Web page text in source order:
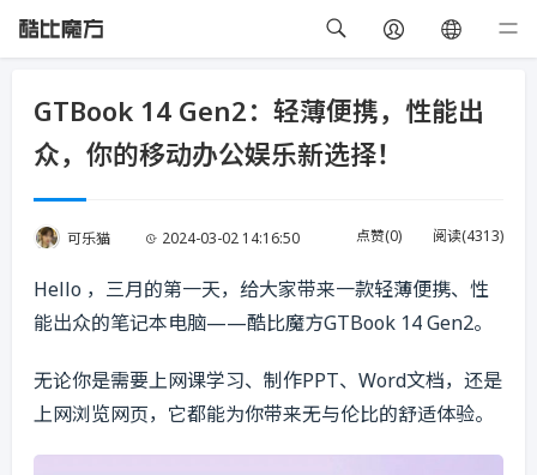
GTBook 14 Gen2：轻薄便携，性能出
众，你的移动办公娱乐新选择！
可乐猫 2024-03-02 14:16:50 阅读(4313)
点赞(0)
Hello ，三月的第一天，给大家带来一款轻薄便携、性
能出众的笔记本电脑——酷比魔方GTBook 14 Gen2。
无论你是需要上网课学习、制作PPT、Word文档，还是
上网浏览网页，它都能为你带来无与伦比的舒适体验。